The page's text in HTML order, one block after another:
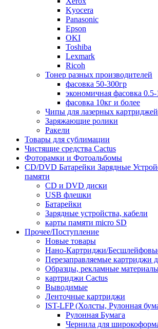
Kyocera
Panasonic
Epson
OKI
Toshiba
Lexmark
Ricoh
Тонер разных производителей
фасовка 50-300гр
экономичная фасовка 0.5-
фасовка 10кг и более
Чипы для лазерных картриджей
Заряжающие ролики
Ракели
Товары для сублимации
Чистящие средства Cactus
Фоторамки и Фотоальбомы
CD/DVD Батарейки Зарядные
памяти
CD и DVD диски
USB флешки
Батарейки
Зарядные устройства, кабели
карты памяти micro SD
Прочее/Поступление
Новые товары
Нано-Картриджи/
Перезаправляемые картриджи
Образцы, рекламные
картриджи Cactus
Выводимые
Ленточные картриджи
IST-LFP (Холсты, Рулонная
Рулонная Бумага
Чернила для